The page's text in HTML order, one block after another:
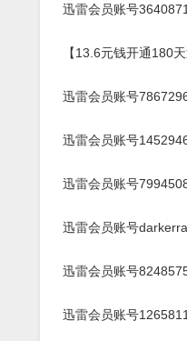
迅雷会员账号
【13.6元钱开通180
迅雷会员账号
迅雷会员账号
迅雷会员账号
迅雷会员账号
迅雷会员账号
迅雷会员账号